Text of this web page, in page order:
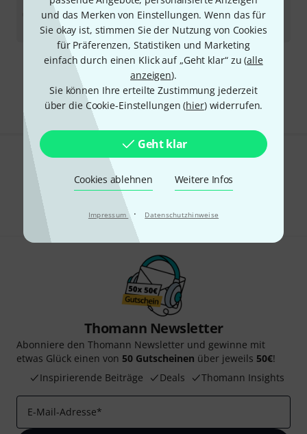
und das Merken von Einstellungen. Wenn das für
Sie okay ist, stimmen Sie der Nutzung von Cookies
für Präferenzen, Statistiken und Marketing
einfach durch einen Klick auf „Geht klar“ zu (alle
anzeigen).
Sie können Ihre erteilte Zustimmung jederzeit
über die Cookie-Einstellungen (hier) widerrufen.
Geht klar
Cookies ablehnen Weitere Infos
Impressum · Datenschutzhinweise
8
Sofort lieferbar
6,50 €
Kostenloser Versand ab 29 €
Alle Preise inkl. MwSt.
Gefällt Ihnen, was Sie sehen?
Teilen
Thomann Newsletter
Abonniere den Thomann Newsletter und gewinne mit
etwas Glück einen von 50 Gutscheinen über jeweils 50€!
Inspirierende Beiträge
Deals Thomann Insights
E-Mail-Adresse*